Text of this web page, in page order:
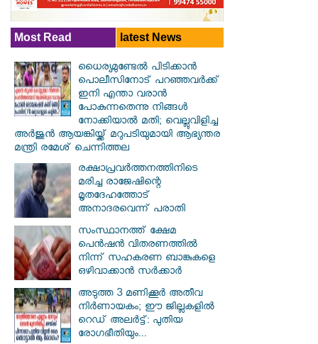
Most Read latest News
ധൈര്യമുണ്ടേൽ പിടിക്കാൻ
പൊലീസിനോട് പറഞ്ഞവർക്ക്
ഇനി എന്താ വരാൻ
പോകുന്നതെന്നു നിങ്ങൾ
നോക്കിയാൽ മതി; വെല്ലുവിളിച്ച
അർജുൻ ആയങ്കിയ്ക്ക് മറുപടിയുമായി ആഭ്യന്തര
മന്ത്രി രമേശ് ചെന്നിത്തല
രക്ഷാപ്രവര്‍ത്തനത്തിനിടെ
മരിച്ച രാജേഷിന്റെ
മൃതദേഹത്തോട്
അനാദരവെന്ന് പരാതി
സംസ്ഥാനത്ത് ക്ഷേമ
പെൻഷൻ വിതരണത്തിൽ
നിന്ന് സഹകരണ ബാങ്കുകളെ
ഒഴിവാക്കാൻ സർക്കാർ
അടുത്ത 3 മണിക്കൂർ അതീവ
നിർണായകം; ഈ ജില്ലകളിൽ
റെഡ് അലർട്ട്: പുതിയ
രോഗഭീതിയും...